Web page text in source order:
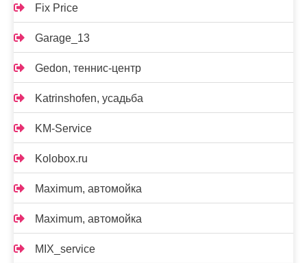
Fix Price
Garage_13
Gedon, теннис-центр
Katrinshofen, усадьба
KM-Service
Kolobox.ru
Maximum, автомойка
Maximum, автомойка
MIX_service